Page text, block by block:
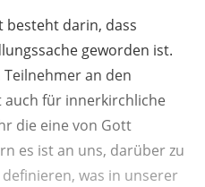
besteht darin, dass
geworden ist.
an den
für innerkirchliche
die eine von Gott
es ist an uns, darüber zu
was in unserer